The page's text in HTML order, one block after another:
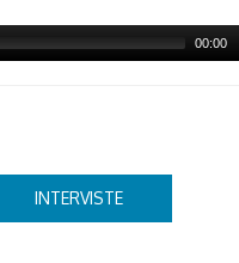
00:00
INTERVISTE